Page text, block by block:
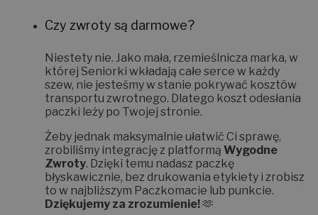
Czy zwroty są darmowe?
Niestety nie. Jako mała, rzemieślnicza marka, w
której Seniorki wkładają całe serce w każdy
szew, nie jesteśmy w stanie pokrywać kosztów
transportu zwrotnego. Dlatego koszt odesłania
paczki leży po Twojej stronie.
Żeby jednak maksymalnie ułatwić Ci sprawę,
zrobiliśmy integrację z platformą Wygodne
Zwroty. Dzięki temu nadasz paczkę
błyskawicznie, bez drukowania etykiety i zrobisz
to w najbliższym Paczkomacie lub punkcie.
Dziękujemy za zrozumienie!🫶